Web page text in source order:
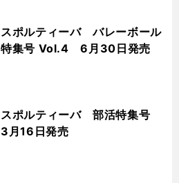
スポルティーバ バレーボール
特集号 Vol.4 6月30日発売
スポルティーバ 部活特集号
3月16日発売